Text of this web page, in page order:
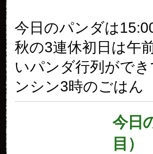
今日のパンダは
秋の3連休初日は午
いパンダ行列がで
ンシン3時のごはん
今日
目）